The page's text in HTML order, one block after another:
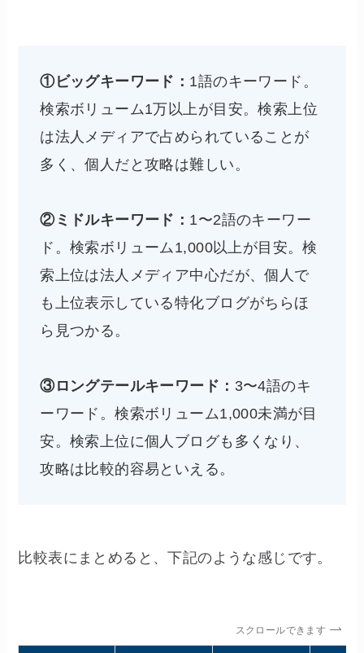
①ビッグキーワード： 1語のキーワード。
検索ボリューム1万以上が目安。検索上位
は法人メディアで占められていることが
多く、個人だと攻略は難しい。
②ミドルキーワード： 1〜2語のキーワー
ド。検索ボリューム1,000以上が目安。検
索上位は法人メディア中心だが、個人で
も上位表示している特化ブログがちらほ
ら見つかる。
③ロングテールキーワード： 3〜4語のキ
ーワード。検索ボリューム1,000未満が目
安。検索上位に個人ブログも多くなり、
攻略は比較的容易といえる。
比較表にまとめると、下記のような感じです。
スクロールできます